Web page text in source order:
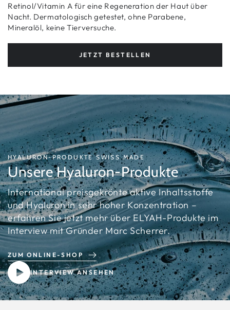
Retinol/Vitamin A für eine Regeneration der Haut über
Nacht. Dermatologisch getestet, ohne Parabene,
Mineralöl, keine Tierversuche.
JETZT BESTELLEN
HYALURON-PRODUKTE SWISS MADE
Unsere Hyaluron-Produkte
International preisgekrönte aktive Inhaltsstoffe
und Hyaluron in sehr hoher Konzentration –
erfahren Sie jetzt mehr über ELYAH-Produkte im
Interview mit Gründer Marc Scherrer.
ZUM ONLINE-SHOP
INTERVIEW ANSEHEN